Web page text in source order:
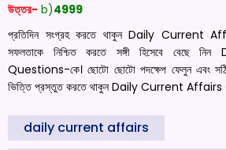
উত্তর- b)4999
প্রতিদিন সংগ্রহ করতে থাকুন Daily Current
সফলতাকে নিশ্চিত করতে সঙ্গী হিসেবে বেছে
Questions-কে। ছোটো ছোটো পদক্ষেপ ফেলুন এবং
ভিত্তি প্রস্তুত করতে থাকুন Daily Current Affairs
daily current affairs